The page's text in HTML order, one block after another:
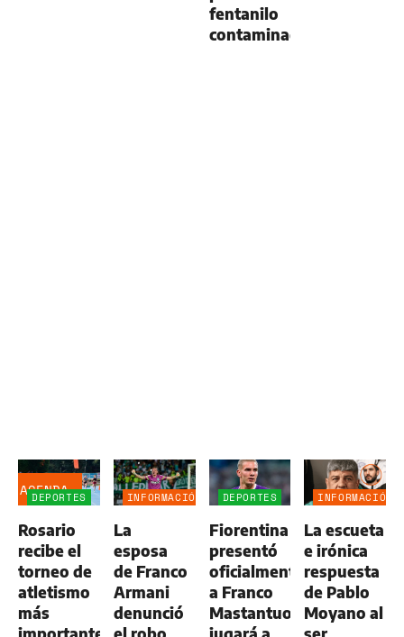
fentanilo
contaminado
DEPORTES
AGENDA
Rosario
recibe el
torneo de
atletismo
más
INFORMACIÓN
La
esposa
de Franco
Armani
denunció
DEPORTES
Fiorentina
presentó
oficialmente
a Franco
Mastantuono:
INFORMACIÓN
La escueta
e irónica
respuesta
de Pablo
Moyano al